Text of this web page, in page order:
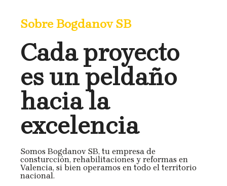
Sobre Bogdanov SB
Cada proyecto
es un peldaño
hacia la
excelencia
Somos Bogdanov SB, tu empresa de
consturcción, rehabilitaciones y reformas en
Valencia, si bien operamos en todo el territorio
nacional.